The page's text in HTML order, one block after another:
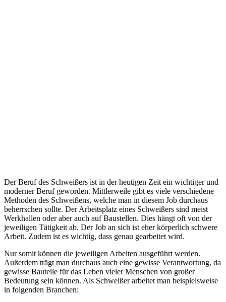
Der Beruf des Schweißers ist in der heutigen Zeit ein wichtiger und
moderner Beruf geworden. Mittlerweile gibt es viele verschiedene
Methoden des Schweißens, welche man in diesem Job durchaus
beherrschen sollte. Der Arbeitsplatz eines Schweißers sind meist
Werkhallen oder aber auch auf Baustellen. Dies hängt oft von der
jeweiligen Tätigkeit ab. Der Job an sich ist eher körperlich schwere
Arbeit. Zudem ist es wichtig, dass genau gearbeitet wird.
Nur somit können die jeweiligen Arbeiten ausgeführt werden.
Außerdem trägt man durchaus auch eine gewisse Verantwortung, da
gewisse Bauteile für das Leben vieler Menschen von großer
Bedeutung sein können. Als Schweißer arbeitet man beispielsweise
in folgenden Branchen: